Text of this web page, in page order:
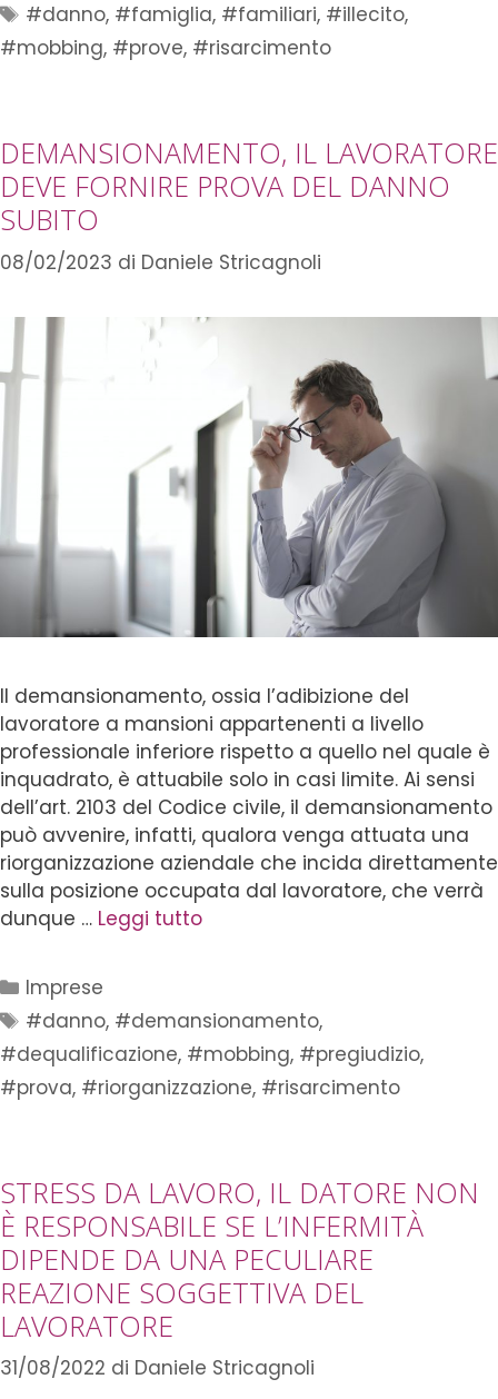
#danno, #famiglia, #familiari, #illecito,
#mobbing, #prove, #risarcimento
DEMANSIONAMENTO, IL LAVORATORE
DEVE FORNIRE PROVA DEL DANNO
SUBITO
08/02/2023 di Daniele Stricagnoli
Il demansionamento, ossia l’adibizione del
lavoratore a mansioni appartenenti a livello
professionale inferiore rispetto a quello nel quale è
inquadrato, è attuabile solo in casi limite. Ai sensi
dell’art. 2103 del Codice civile, il demansionamento
può avvenire, infatti, qualora venga attuata una
riorganizzazione aziendale che incida direttamente
sulla posizione occupata dal lavoratore, che verrà
dunque … Leggi tutto
Imprese
#danno, #demansionamento,
#dequalificazione, #mobbing, #pregiudizio,
#prova, #riorganizzazione, #risarcimento
STRESS DA LAVORO, IL DATORE NON
È RESPONSABILE SE L’INFERMITÀ
DIPENDE DA UNA PECULIARE
REAZIONE SOGGETTIVA DEL
LAVORATORE
31/08/2022 di Daniele Stricagnoli